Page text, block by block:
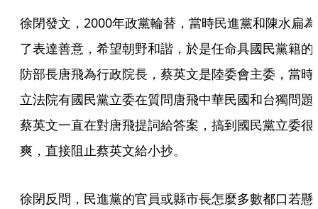
徐閉發文，2000年政黨輪替，當時民進黨和陳水扁為
了表達善意，希望朝野和諧，於是任命具國民黨籍的
防部長唐飛為行政院長，蔡英文是陸委會主委，當時
立法院有國民黨立委在質問唐飛中華民國和台獨問題
蔡英文一直在對唐飛提詞給答案，搞到國民黨立委很
爽，直接阻止蔡英文給小抄。
徐閉反問，民進黨的官員或縣市長怎麼多數都口若懸